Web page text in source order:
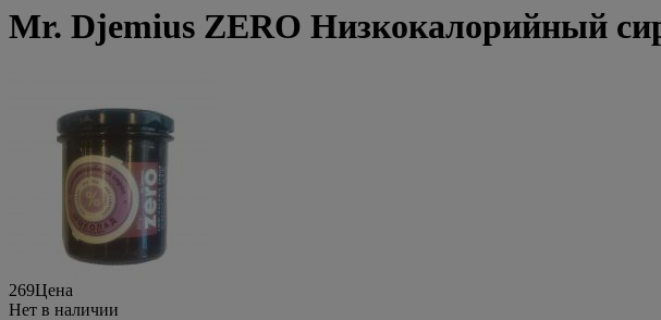
Mr. Djemius ZERO Низкокалорийный
269Цена
Нет в наличии